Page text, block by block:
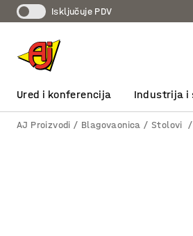
Isključuje PDV
Ured i konferencija Industrija i
AJ Proizvodi Blagovaonica Stolovi